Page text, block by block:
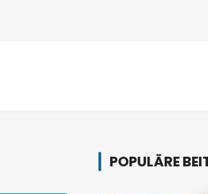
POPULÄRE